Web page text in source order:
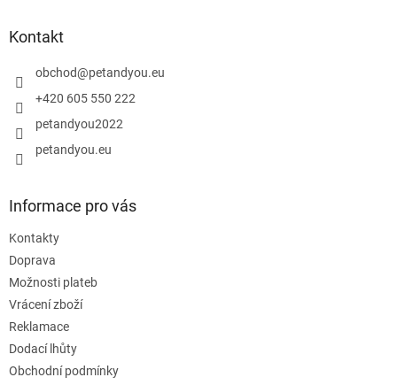
Kontakt
obchod@petandyou.eu
+420 605 550 222
petandyou2022
petandyou.eu
Informace pro vás
Kontakty
Doprava
Možnosti plateb
Vrácení zboží
Reklamace
Dodací lhůty
Obchodní podmínky